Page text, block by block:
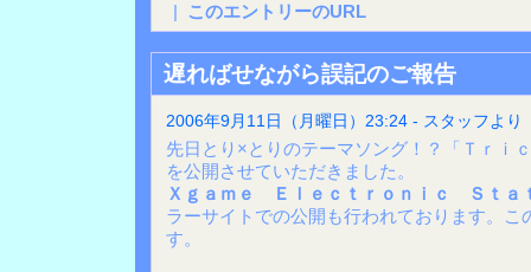
| このエントリーのURL
遅ればせながら誤記のご報告
2006年9月11日（月曜日）23:24 - スタッフより
先日とり×とりのテーマソング！？「Ｔｒ
を公開させていただきました。
Ｘｇａｍｅ Ｅｌｅｃｔｒｏｎｉｃ Ｓｔａ
ラーサイトでの公開も行われております。こ
す。